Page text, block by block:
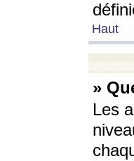
Haut
»
Les